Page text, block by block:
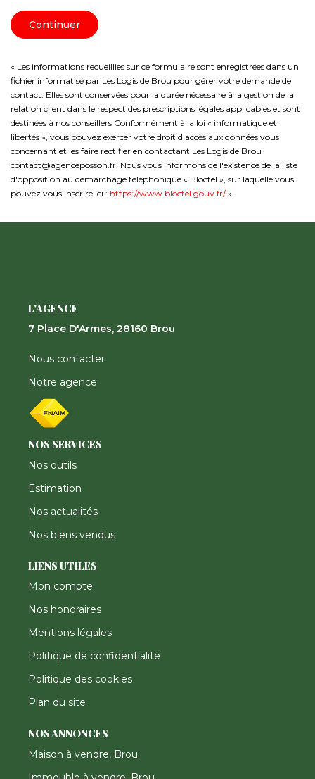
Continuer
« Les informations recueillies sur ce formulaire sont enregistrées dans un
fichier informatisé par Les Logis de Brou pour gérer votre demande de
contact. Elles sont conservées pour la durée nécessaire à la gestion de la
relation client dans le respect des prescriptions légales applicables et sont
destinées à nos conseillers Conformément à la loi « informatique et
libertés », vous pouvez exercer votre droit d'accès aux données vous
concernant et les faire rectifier en contactant Les Logis de Brou
contact@agenceposson.fr. Nous vous informons de l'existence de la liste
d'opposition au démarchage téléphonique « Bloctel », sur laquelle vous
pouvez vous inscrire ici : https://www.bloctel.gouv.fr/»
L'AGENCE
7 Place D'Armes, 28160 Brou
Nous contacter
Notre agence
NOS SERVICES
Nos outils
Estimation
Nos actualités
Nos biens vendus
LIENS UTILES
Mon compte
Nos honoraires
Mentions légales
Politique de confidentialité
Politique des cookies
Plan du site
NOS ANNONCES
Maison à vendre, Brou